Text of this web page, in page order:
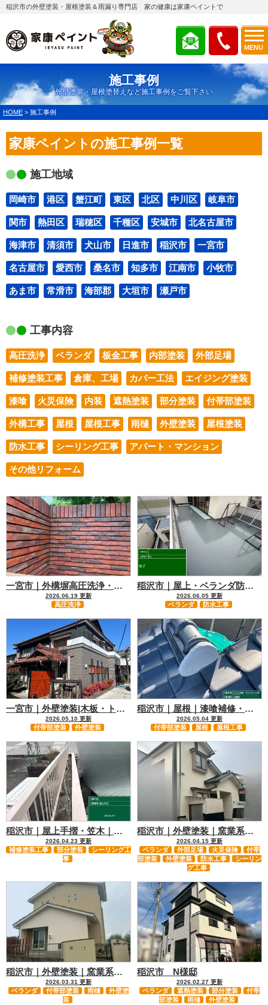
MENU
稲沢市の外壁塗装・屋根塗装＆雨漏り専門店 家の健康は家康ペイントで
施工事例
外壁塗装・屋根塗替えなど施工事例をご覧下さい
HOME > 施工事例
家康ペイントの施工事例一覧
施工地域
岡崎市 港区 蟹江町 東区 北区 中川区 岐阜市
関市 熱田区 瑞穂区 千種区 安城市 北名古屋市
海津市 清須市 犬山市 日進市 稲沢市 一宮市
名古屋市 愛西市 桑名市 知多市 江南市 小牧市
あま市 常滑市 海部郡 大垣市 瀬戸市
工事内容
高圧洗浄 ベランダ 板金工事 内部塗装 外部足場
補修塗装工事 倉庫、工場 カバー工法 エイジング塗装
漆喰 火災保険 内装 遮熱塗装 部分塗装 付帯部塗装
外構工事 屋根 屋根工事 雨樋 外壁塗装 屋根塗装
防水工事 シーリング工事 アパート・マンション
その他リフォーム
一宮市｜外構塀高圧洗浄・カビ…
2026.06.19 更新
高圧洗浄
稲沢市｜屋上・ベランダ防水工…
2026.06.05 更新
ベランダ 防水工事
一宮市｜外壁塗装|木板・トタ…
2026.05.10 更新
付帯部塗装 外壁塗装
稲沢市｜屋根｜漆喰補修・棟補…
2026.05.04 更新
付帯部塗装 屋根 屋根工事
稲沢市｜屋上手摺・笠木｜防水…
2026.04.23 更新
補修塗装工事 部分塗装
シーリング工
事
稲沢市｜外壁塗装｜窯業系サイ…
2026.04.15 更新
ベランダ 外部足場 火災保険
付帯
部塗装
外壁塗装 防水工事
シーリン
グ工事
稲沢市｜外壁塗装｜窯業系サイ…
2026.03.31 更新
ベランダ 付帯部塗装 雨樋
外壁塗
装
稲沢市 N様邸
2026.02.27 更新
ベランダ 遮熱塗装 部分塗装
付帯
部塗装
雨樋 外壁塗装